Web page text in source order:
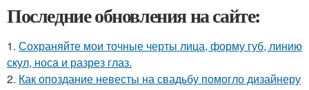
Последние обновления на сайте:
1. Сохраняйте мои точные черты лица, форму губ, линию
скул, носа и разрез глаз.
2. Как опоздание невесты на свадьбу помогло дизайнеру